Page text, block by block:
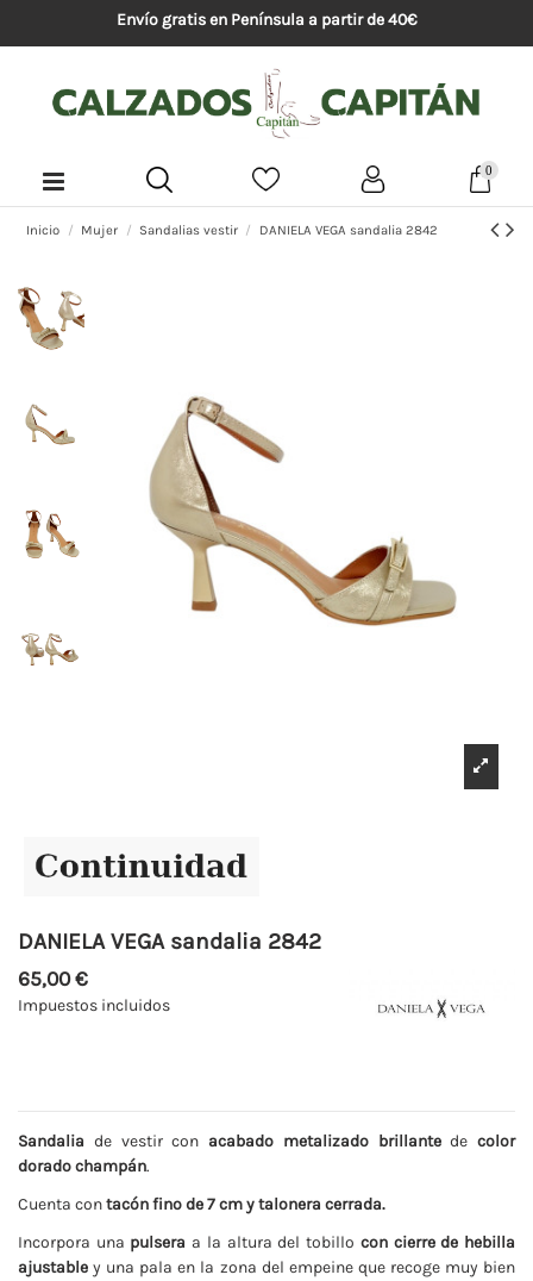
Envío gratis en Península a partir de 40€
0
Inicio Mujer Sandalias vestir DANIELA VEGA sandalia 2842
DANIELA VEGA sandalia 2842
65,00 €
Impuestos incluidos
Sandalia de vestir con acabado metalizado brillantede color
dorado champán.
Cuenta contacón fino de 7 cm y talonera cerrada.
Incorpora una pulsera a la altura del tobillo con cierre de hebilla
ajustable y una pala en la zona del empeine que recoge muy bien